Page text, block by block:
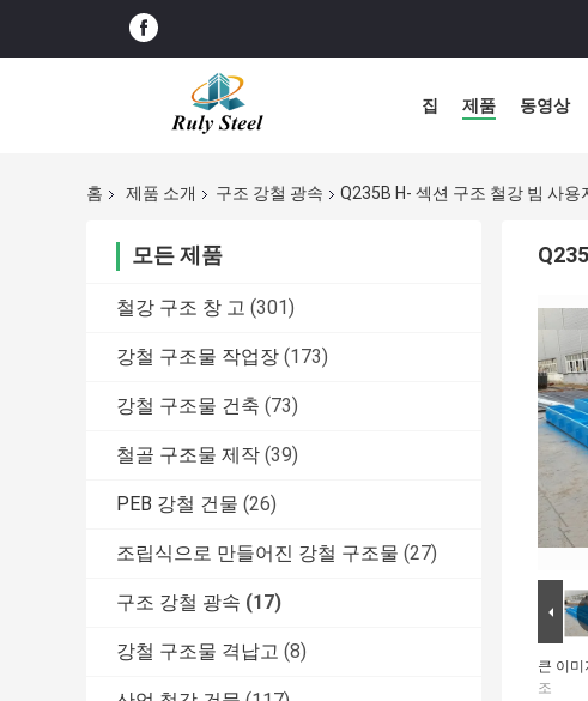
집 제품 동영상
홈 제품 소개 구조 강철 광속 Q235B H- 섹션 구조 철강 빔 사용
모든 제품
철강 구조 창 고 (301)
강철 구조물 작업장 (173)
강철 구조물 건축 (73)
철골 구조물 제작 (39)
PEB 강철 건물 (26)
조립식으로 만들어진 강철 구조물 (27)
구조 강철 광속 (17)
강철 구조물 격납고 (8)
큰 이미
조